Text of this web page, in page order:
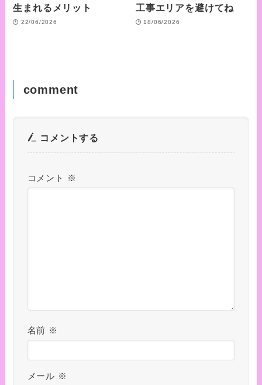
生まれるメリット
22/06/2026
工事エリアを避けてね
18/06/2026
comment
コメントする
コメント ※
名前 ※
メール ※